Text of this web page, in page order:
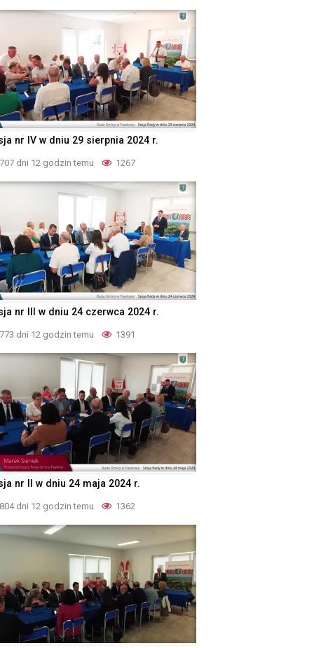
nr IV w dniu 29 sierpnia 2024 r.
707 dni 12 godzin temu 1267
nr III w dniu 24 czerwca 2024 r.
773 dni 12 godzin temu 1391
nr II w dniu 24 maja 2024 r.
804 dni 12 godzin temu 1362